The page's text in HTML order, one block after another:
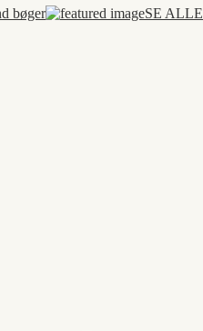
bøger
SE ALLE